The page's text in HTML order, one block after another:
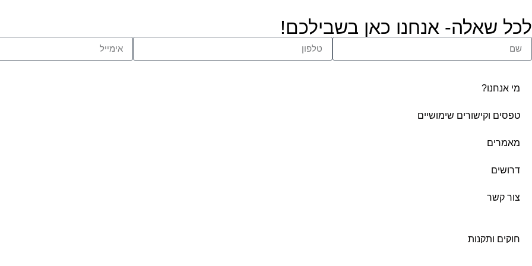
לכל שאלה- אנחנו כאן בשבילכם!
מי אנחנו?
טפסים וקישורים שימושיים
מאמרים
דרושים
צור קשר
חוקים ותקנות